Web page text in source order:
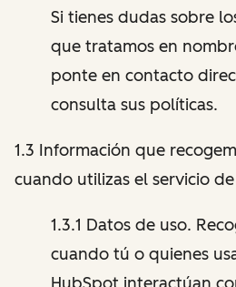
Si tienes dudas sobre
que tratamos en
ponte en contacto
consulta sus políticas.
1.3 Información que
cuando utilizas el servicio
1.3.1 Datos de uso.
cuando tú o quienes